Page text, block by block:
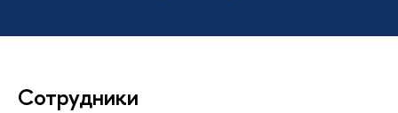
Сотрудники